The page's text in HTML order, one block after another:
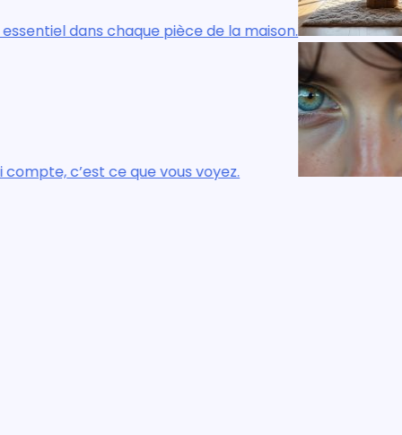
la maison. Le confort réel, visuel
Ce n’est pas ce que